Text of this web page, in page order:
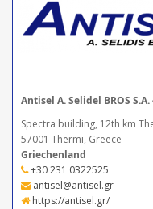
Antisel A. Selidel BROS
Spectra building, 12th km
57001 Thermi, Greece
Griechenland
+30 231 0322525
antisel@antisel.gr
https://antisel.gr/